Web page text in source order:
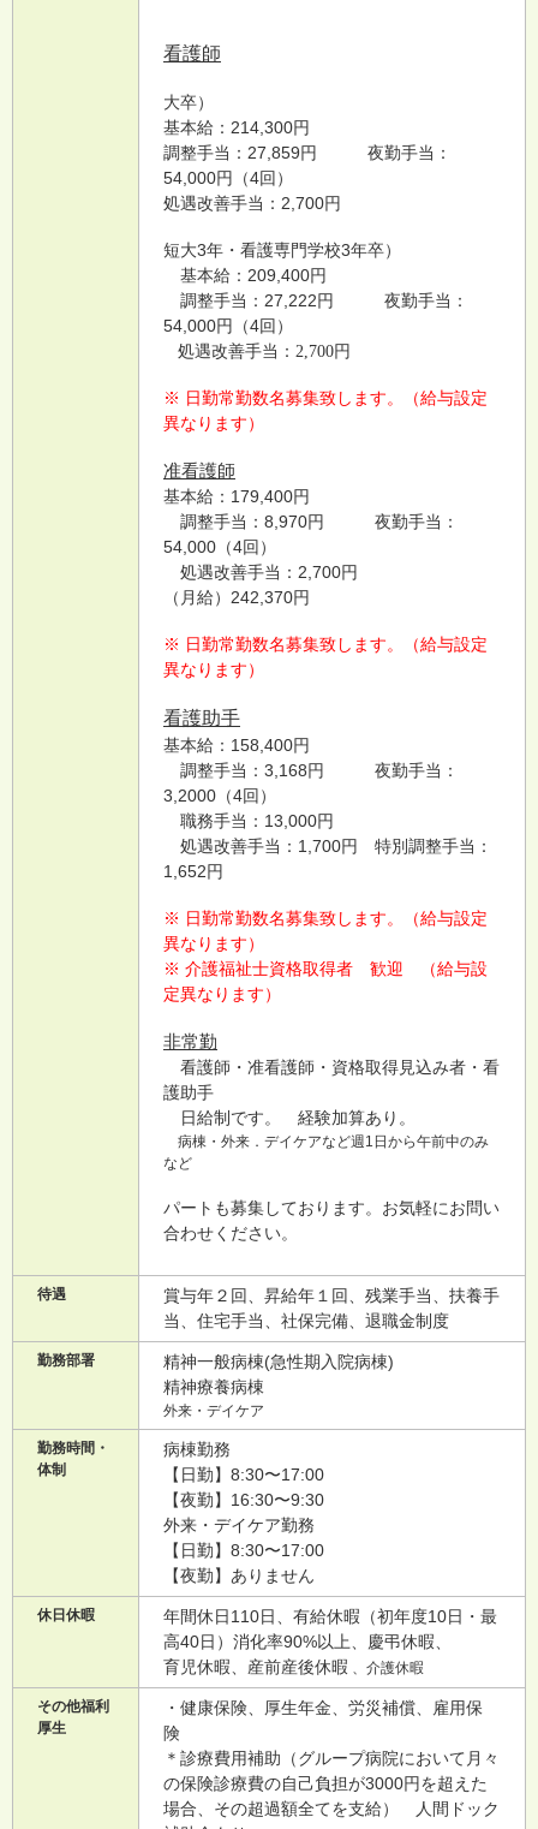
看護師
大卒）
基本給：214,300円
調整手当：27,859円
夜勤手当：
54,000円（4回）
処遇改善手当：2,700円
短大3年・看護専門学校3年卒）
基本給：209,400円
調整手当：27,222円 夜勤手当：
54,000円（4回）
処遇改善手当：2,700円
※ 日勤常勤数名募集致します。（給与設定
異なります）
准看護師
基本給：179,400円
調整手当：8,970円 夜勤手当：
54,000（4回）
処遇改善手当：2,700円
（月給）242,370円
※ 日勤常勤数名募集致します。（給与設定
異なります）
看護助手
基本給：158,400円
調整手当：3,168円 夜勤手当：
3,2000（4回）
職務手当：13,000円
処遇改善手当：1,700円 特別調整手当：
1,652円
※ 日勤常勤数名募集致します。（給与設定
異なります）
※ 介護福祉士資格取得者 歓迎 （給与設
定異なります）
非常勤
看護師・准看護師・資格取得見込み者・看
護助手
日給制です。 経験加算あり。
病棟・外来．デイケアなど週1日から午前中のみ
など
パートも募集しております。お気軽にお問い
合わせください。
待遇
賞与年２回、昇給年１回、残業手当、扶養手
当、住宅手当、社保完備、退職金制度
勤務部署
精神一般病棟(急性期入院病棟)
精神療養病棟
外来・デイケア
勤務時間・
体制
病棟勤務
【日勤】8:30〜17:00
【夜勤】16:30〜9:30
外来・デイケア勤務
【日勤】8:30〜17:00
【夜勤】ありません
休日休暇
年間休日110日、有給休暇（初年度10日・最
高40日）消化率90%以上、慶弔休暇、
育児休暇、産前産後休暇 、介護休暇
その他福利
厚生
・健康保険、厚生年金、労災補償、雇用保
険
＊診療費用補助（グループ病院において月々
の保険診療費の自己負担が3000円を超えた
場合、その超過額全てを支給） 人間ドック